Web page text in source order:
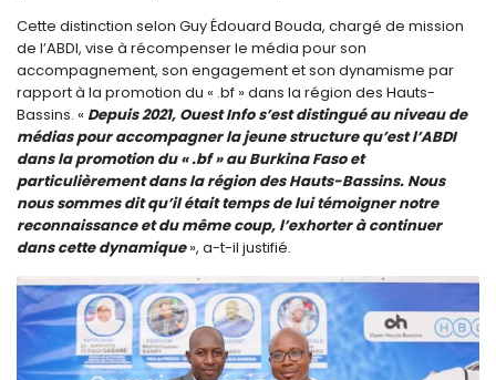
Cette distinction selon Guy Édouard Bouda, chargé de mission
de l’ABDI, vise à récompenser le média pour son
accompagnement, son engagement et son dynamisme par
rapport à la promotion du « .bf » dans la région des Hauts-
Bassins. « Depuis 2021, Ouest Info s’est distingué au niveau de
médias pour accompagner la jeune structure qu’est l’ABDI
dans la promotion du « .bf » au Burkina Faso et
particulièrement dans la région des Hauts-Bassins. Nous
nous sommes dit qu’il était temps de lui témoigner notre
reconnaissance et du même coup, l’exhorter à continuer
dans cette dynamique », a-t-il justifié.